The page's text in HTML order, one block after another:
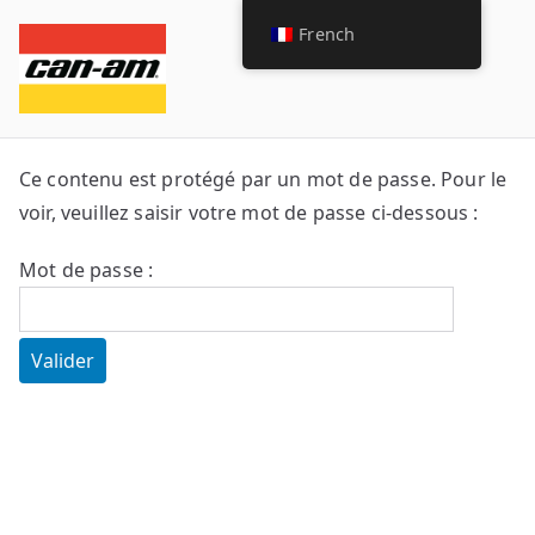
experience
Ce contenu est protégé par un mot de passe. Pour le
voir, veuillez saisir votre mot de passe ci-dessous :
Mot de passe :
French